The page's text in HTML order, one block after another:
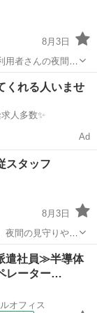
8月3日
者さんの夜間の
くれる人いませ
時給求人多数✨
Ad
スタッフ
8月3日
間の見守りや介
遣社員≫半導体
レーター…
オフィス